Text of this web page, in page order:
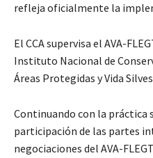
refleja oficialmente la
El CCA supervisa el AVA-
Instituto Nacional de
Áreas Protegidas y Vida
Continuando con la práctica
participación de las partes
negociaciones del AVA-